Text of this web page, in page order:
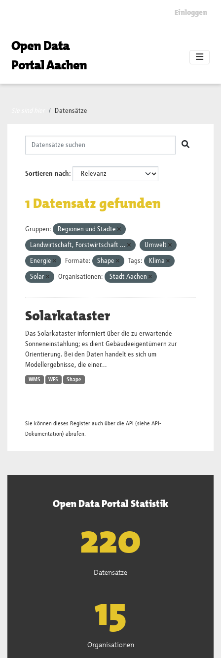
Einloggen
Open Data
Portal Aachen
Datensätze
Sortieren nach
1 Datensatz gefunden
Gruppen: Regionen und Städte
Landwirtschaft, Forstwirtschaft ... Umwelt
Energie Formate: Shape Tags: Klima
Solar Organisationen: Stadt Aachen
Solarkataster
Das Solarkataster informiert über die zu erwartende
Sonneneinstahlung; es dient Gebäudeeigentümern zur
Orientierung. Bei den Daten handelt es sich um
Modellergebnisse, die einer...
WMS WFS Shape
Sie können dieses Register auch über die API (siehe API-
Dokumentation) abrufen.
Open Data Portal Statistik
222
Datensätze
15
Organisationen